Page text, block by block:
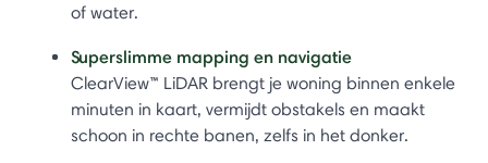
of water.
Superslimme mapping en navigatie
ClearView™ LiDAR brengt je woning binnen enkele
minuten in kaart, vermijdt obstakels en maakt
schoon in rechte banen, zelfs in het donker.